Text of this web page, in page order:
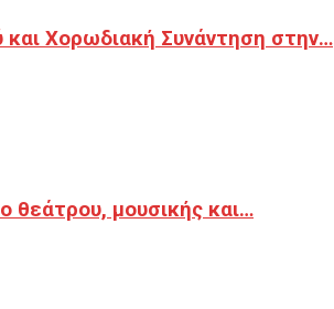
Χορωδιακή Συνάντηση στην…
θεάτρου, μουσικής και…